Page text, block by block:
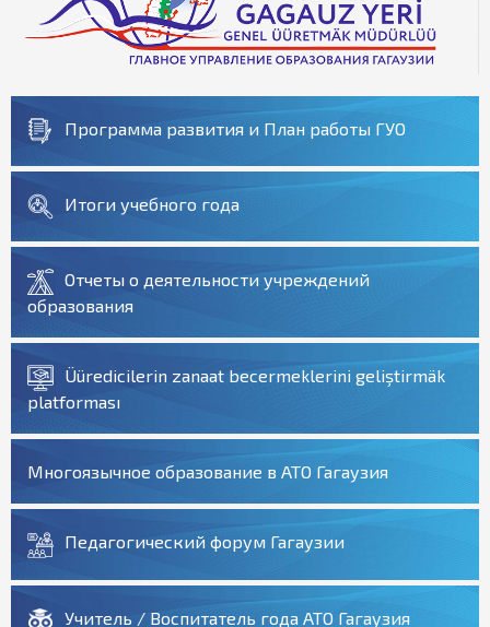
Программа развития и План работы ГУО
Итоги учебного года
Отчеты о деятельности учреждений
образования
Üüredicilerin zanaat becermeklerini geliştirmäk
platforması
Многоязычное образование в АТО Гагаузия
Педагогический форум Гагаузии
Учитель / Воспитатель года АТО Гагаузия